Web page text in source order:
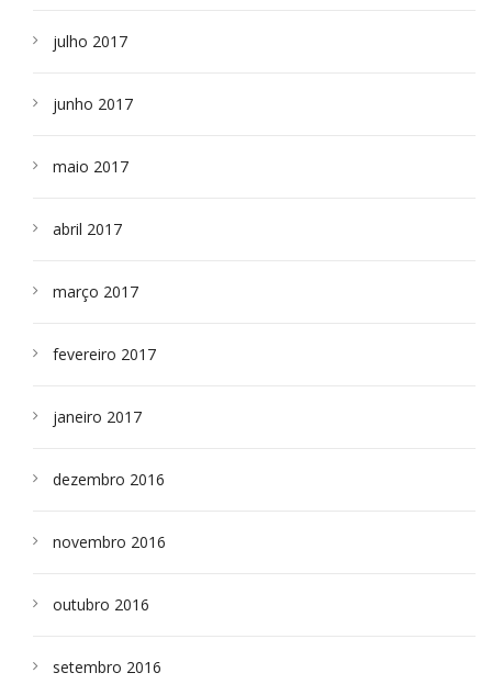
julho 2017
junho 2017
maio 2017
abril 2017
março 2017
fevereiro 2017
janeiro 2017
dezembro 2016
novembro 2016
outubro 2016
setembro 2016